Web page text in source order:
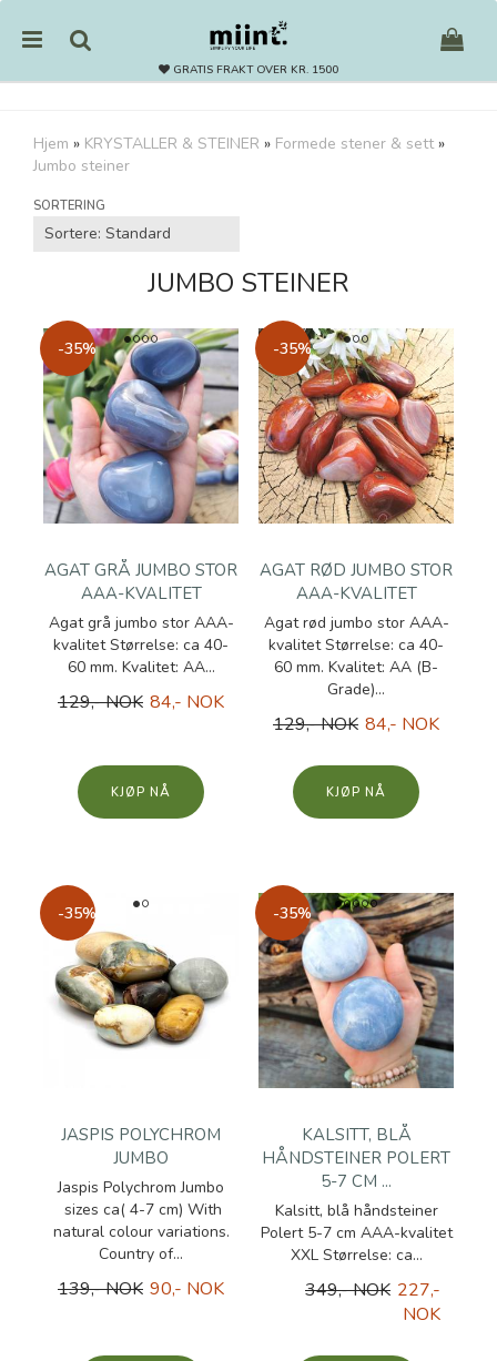
GRATIS FRAKT OVER KR. 1500
Hjem » KRYSTALLER & STEINER » Formede stener & sett»
Jumbo steiner
SORTERING
JUMBO STEINER
-35%
AGAT GRÅ JUMBO STOR
AAA-KVALITET
Agat grå jumbo stor AAA-
kvalitet Størrelse: ca 40-
60 mm. Kvalitet: AA...
129,- NOK 84,- NOK
KJØP
-35%
AGAT RØD JUMBO STOR
AAA-KVALITET
Agat rød jumbo stor AAA-
kvalitet Størrelse: ca 40-
60 mm. Kvalitet: AA (B-
Grade)...
129,- NOK 84,- NOK
KJØP
-35%
JASPIS POLYCHROM
JUMBO
Jaspis Polychrom Jumbo
sizes ca( 4-7 cm) With
natural colour variations.
Country of...
139,- NOK 90,- NOK
-35%
KALSITT, BLÅ
HÅNDSTEINER POLERT
5-7 CM ...
Kalsitt, blå håndsteiner
Polert 5-7 cm AAA-kvalitet
XXL Størrelse: ca...
349,- NOK 227,-
NOK